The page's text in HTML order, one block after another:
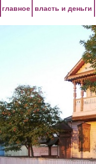
главное власть и деньги